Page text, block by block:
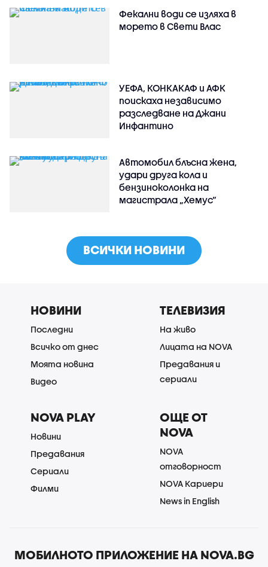
Фекални води се изляха в
морето в Свети Влас
УЕФА, КОНКАКАФ и АФК
поискаха независимо
разследване на Джани
Инфантино
Автомобил блъсна жена,
удари друга кола и
бензиноколонка на
магистрала „Хемус“
ВСИЧКИ НОВИНИ
НОВИНИ
Последни
Всичко от днес
Моята новина
Видео
ТЕЛЕВИЗИЯ
На живо
Лицата на NOVA
Предавания и
сериали
NOVA PLAY
Новини
Предавания
Сериали
Филми
ОЩЕ ОТ
NOVA
NOVA
отговорност
NOVA Кариери
News in English
МОБИЛНОТО ПРИЛОЖЕНИЕ НА NOVA.BG